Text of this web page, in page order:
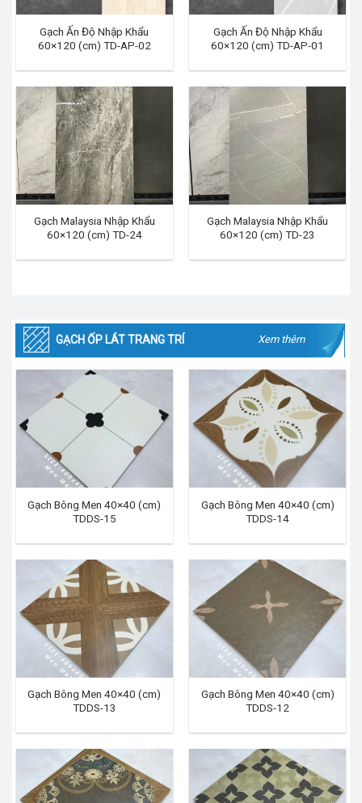
Gạch Ấn Độ Nhập Khẩu
60×120 (cm) TD-AP-02
Gạch Ấn Độ Nhập Khẩu
60×120 (cm) TD-AP-01
Gạch Malaysia Nhập Khẩu
60×120 (cm) TD-24
Gạch Malaysia Nhập Khẩu
60×120 (cm) TD-23
GẠCH ỐP LÁT TRANG TRÍ Xem thêm
Gạch Bông Men 40×40 (cm)
TDDS-15
Gạch Bông Men 40×40 (cm)
TDDS-14
Gạch Bông Men 40×40 (cm)
TDDS-13
Gạch Bông Men 40×40 (cm)
TDDS-12